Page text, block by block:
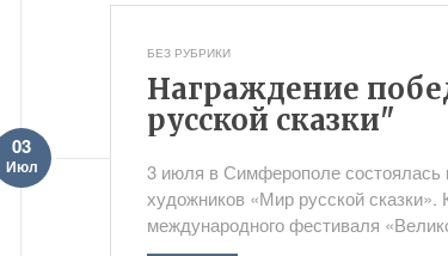
БЕЗ РУБРИКИ
Награждение
русской сказки"
03
Июл
3 июля в Симферополе состоялась
художников «Мир русской сказки».
международного фестиваля